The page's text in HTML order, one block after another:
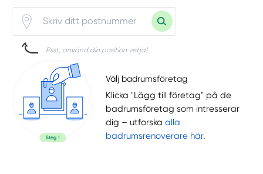
Psst, använd din position vetja!
Välj badrumsföretag
Klicka "Lägg till företag" på de
badrumsföretag som intresserar
dig – utforskaalla
badrumsrenoverare här.